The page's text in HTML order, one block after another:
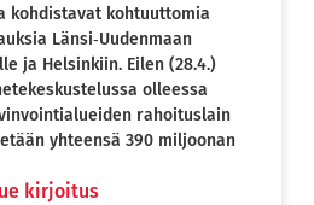
kohdistavat kohtuuttomia
Länsi‑Uudenmaan
ja Helsinkiin. Eilen (28.4.)
olleessa
rahoituslain
yhteensä 390 miljoonan
kirjoitus